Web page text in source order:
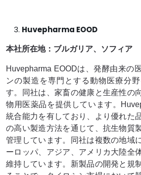
Huvepharma EOOD
本社所在地：ブルガリア、ソフィア
Huvepharma EOODは、発酵由来の
ンの製造を専門とする動物医療分
す。同社は、家畜の健康と生産性の
物用医薬品を提供しています。
統合能力を有しており、より優れた
の高い製造方法を通じて、抗生物質
管理しています。同社は複数の地域
ーロッパ、アジア、アメリカ大陸全
維持しています。新製品の開発と規